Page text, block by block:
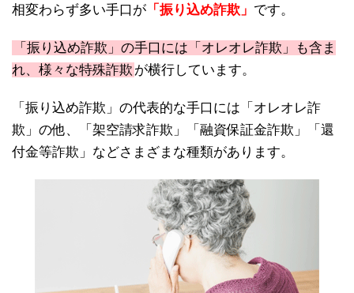
相変わらず多い手口が 「振り込め詐欺」 です。
「振り込め詐欺」の手口には「オレオレ詐欺」も含ま
れ、様々な特殊詐欺 が横行しています。
「振り込め詐欺」の代表的な手口には「オレオレ詐
欺」の他、「架空請求詐欺」「融資保証金詐欺」「還
付金等詐欺」などさまざまな種類があります。